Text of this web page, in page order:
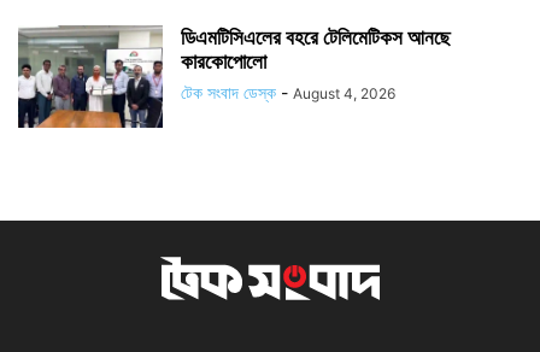
ডিএমটিসিএলের বহরে টেলিমেটিকস আনছে
কারকোপোলো
টেক সংবাদ ডেস্ক - August 4, 2026